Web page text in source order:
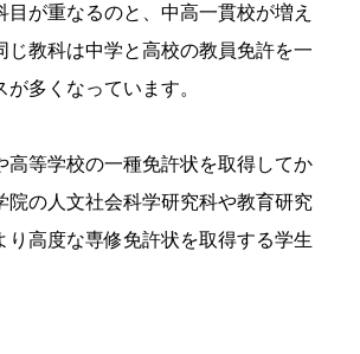
目が重なるのと、中高一貫校が増え
じ教科は中学と高校の教員免許を一
多くなっています。
高等学校の一種免許状を取得してか
院の人文社会科学研究科や教育研究
り高度な専修免許状を取得する学生